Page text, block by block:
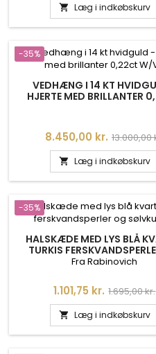
 Læg i indkøbskurv
-35%
VEDHÆNG I 14 KT
HJERTE MED BRILLANTER
Pris
8.450,00 kr. 13.000,00
 Læg i indkøbskurv
-35%
HALSKÆDE MED LYS BLÅ
TURKIS
SØLVKUGLER
Fra Rabinovich
Pris
1.101,75 kr. 1.695,00 kr.
 Læg i indkøbskurv